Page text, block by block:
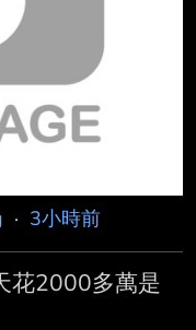
釋後就沒事了，因
為難業者了，請業
衛生管理法》第
食品添加物有下列
· 3小時前
花2000多萬是